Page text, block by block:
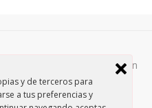
y de terceros para
a tus preferencias y
de esta página están
Commons Attribution-
/ Política de privacidad